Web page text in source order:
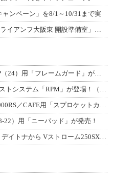
ャンペーン」を8/1～10/31まで実
【トライアンフ】関西最大規模「トライアンフ大阪東 開設準備室」がオープン！ 限定
マジカルレーシングから MT-09／SP（24）用「フレームガード」が登場！
RPM から ホンダ GROM用エキゾーストシステム「RPM」が登場！（動画あり
カスタムスプロケットを見せる、Z900RS／CAFE用「スプロケットカバーフルキ
22）用「ニーパッド」が発売！
ゲル素材入りで快適＆足つき向上！ デイトナから Vストローム250SX用「快適ロ